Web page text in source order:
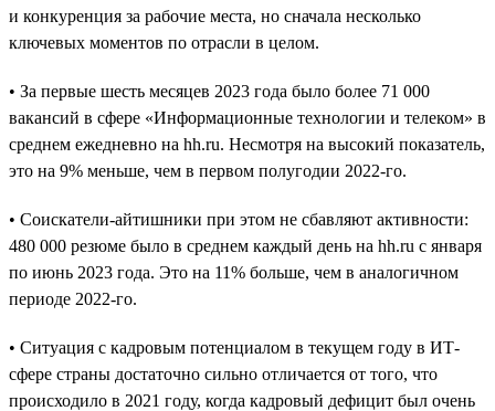
и конкуренция за рабочие места, но сначала несколько
ключевых моментов по отрасли в целом.
• За первые шесть месяцев 2023 года было более 71 000
вакансий в сфере «Информационные технологии и телеком» в
среднем ежедневно на hh.ru. Несмотря на высокий показатель,
это на 9% меньше, чем в первом полугодии 2022-го.
• Соискатели-айтишники при этом не сбавляют активности:
480 000 резюме было в среднем каждый день на hh.ru с января
по июнь 2023 года. Это на 11% больше, чем в аналогичном
периоде 2022-го.
• Ситуация с кадровым потенциалом в текущем году в ИТ-
сфере страны достаточно сильно отличается от того, что
происходило в 2021 году, когда кадровый дефицит был очень